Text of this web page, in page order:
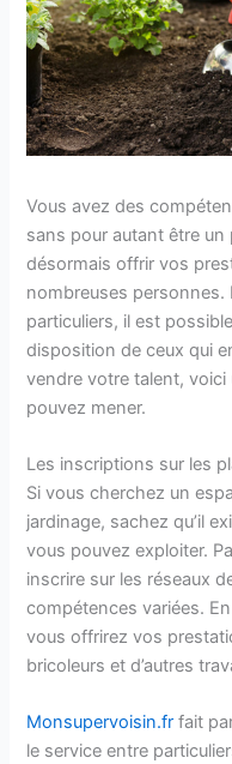
Vous avez des
sans pour autant être un
désormais offrir vos
nombreuses personnes.
particuliers, il est
disposition de ceux qui
vendre votre talent, voici
pouvez mener.
Les inscriptions sur les
Si vous cherchez un
jardinage, sachez qu’il
vous pouvez exploiter.
inscrire sur les réseaux
compétences variées.
vous offrirez vos
bricoleurs et d’autres
Monsupervoisin.fr fait
le service entre